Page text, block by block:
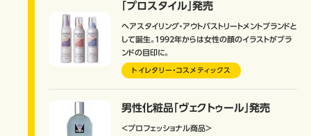
「プロスタイル」発売
ヘアスタイリング・アウトバストリートメントブランドと
して誕生。1992年からは女性の顔のイラストがブラ
ンドの目印に。
トイレタリー・コスメティックス
男性化粧品「ヴェクトゥール」発売
＜プロフェッショナル商品＞